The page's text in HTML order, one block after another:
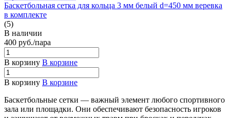
Баскетбольная сетка для кольца 3 мм белый d=450 мм веревка
в комплекте
(5)
В наличии
400 руб./пара
В корзину В корзине
В корзину В корзине
Баскетбольные сетки — важный элемент любого спортивного
зала или площадки. Они обеспечивают безопасность игроков